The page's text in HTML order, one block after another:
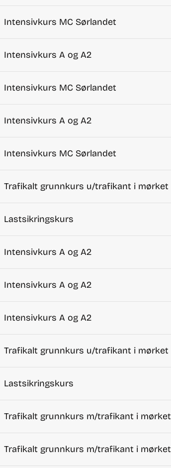
Intensivkurs MC Sørlandet
Intensivkurs A og A2
Intensivkurs MC Sørlandet
Intensivkurs A og A2
Intensivkurs MC Sørlandet
Trafikalt grunnkurs u/trafikant i mørket
Lastsikringskurs
Intensivkurs A og A2
Intensivkurs A og A2
Intensivkurs A og A2
Trafikalt grunnkurs u/trafikant i mørket
Lastsikringskurs
Trafikalt grunnkurs m/trafikant i mørket
Trafikalt grunnkurs m/trafikant i mørket